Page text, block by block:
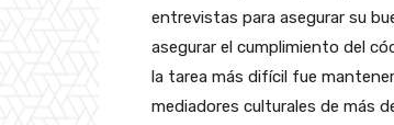
entrevistas para asegurar su
asegurar el cumplimiento del
la tarea más difícil fue
mediadores culturales de más